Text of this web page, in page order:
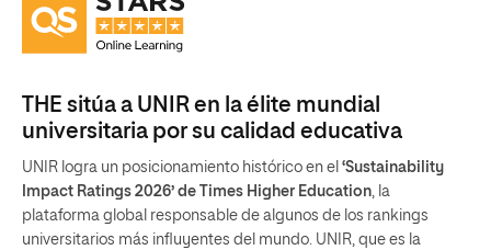
THE sitúa a UNIR en la élite mundial
universitaria por su calidad educativa
UNIR logra un posicionamiento histórico en el ‘Sustainability
Impact Ratings 2026’ de Times Higher Education, la
plataforma global responsable de algunos de los rankings
universitarios más influyentes del mundo. UNIR, que es la